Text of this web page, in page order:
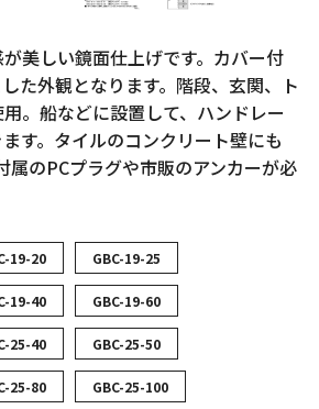
美しい鏡面仕上げです。カバー付
た外観となります。階段、玄関、ト
。船などに設置して、ハンドレー
す。タイルのコンクリート壁にも
属のPCプラグや市販のアンカーが必
19-20 GBC-19-25
19-40 GBC-19-60
25-40 GBC-25-50
25-80 GBC-25-100